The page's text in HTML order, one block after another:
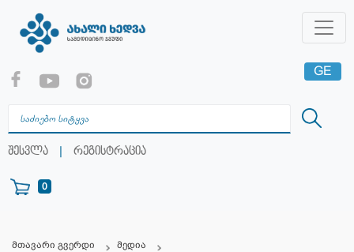
შესვლა | რეგისტრაცია
0
GE
RU
მთავარი გვერდი
მედია